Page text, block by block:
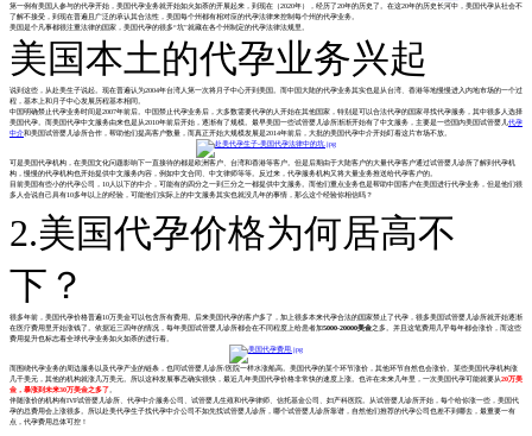
第一例有美国人参与的代孕开始，美国代孕业务就开始如火如荼的开展起来，到现在（2020年），经历了20年的历史了。在这20年的历史长河中，美国代孕从社会不
了解不接受，到现在普遍且广泛的承认其合法性，美国每个州都有相对应的代孕法律来控制每个州的代孕业务。
美国是个凡事都很注重法律的国家，美国代孕的很多“坑”就藏在各个州制定的代孕法律法规里。
美国本土的代孕业务兴起
说到这些，从赴美生子说起。现在普遍认为2004年台湾人第一次将月子中心开到美国。而中国大陆的代孕业务其实也是从台湾、香港等地慢慢进入内地市场的一个过
程，基本上和月子中心发展历程基本相同。
中国明确禁止代孕业务时间是2007年前后。中国禁止代孕业务后，大多数需要代孕的人开始在其他国家，特别是可以合法代孕的国家寻找代孕服务，其中很多人选择
美国代孕。而美国代孕中文服务由来也是从2010年前后开始，逐渐有了规模。最早美国一些试管婴儿诊所渐渐开始有了中文服务，主要是一些国内美国试管婴儿代孕
中介和美国试管婴儿诊所合作，帮助他们提高客户数量，而真正开始大规模发展是2014年前后，大批的美国代孕中介开始盯着这片市场不放。
可是美国代孕机构，在美国文化问题影响下一直接待的都是欧洲客户、台湾和香港等客户。但是后期由于大陆客户的大量代孕客户通过试管婴儿诊所了解到代孕机
构，慢慢的代孕机构也开始提供中文服务内容，例如中文合同、中文律师等等。反过来，代孕服务机构又将大量业务推送给代孕客户的。
目前美国有些小的代孕公司，10人以下的中介，可能有的四分之一到三分之一都提供中文服务。而他们重点业务也是帮助中国客户在美国进行代孕业务，但是他们很
多人会说自己具有10多年以上的经验，可能他们实际上的中文服务其实也就没几年的事情，那么这个经验你相信吗？
2.美国代孕价格为何居高不
下？
很多年前，美国代孕价格普遍10万美金可以包含所有费用。后来美国代孕的客户多了，加上很多本来代孕合法的国家禁止了代孕，很多美国试管婴儿诊所就开始逐渐
在医疗费用里开始涨钱了。依据近三四年的情况，每年美国试管婴儿诊所都会在不同程度上给患者加5000-20000美金之多。并且这笔费用几乎每年都会涨价，而这些
费用提升也标志着全球代孕业务如火如荼的进行着。
而围绕代孕业务的周边服务以及代孕产业的链条，也同试管婴儿诊所/医院一样水涨船高。美国代孕的某个环节涨价，其他环节自然也会涨价。某些美国代孕机构涨
几千美元，其他的机构就涨几万美元。所以这种发展事态确实很快，最近几年美国代孕价格非常快的速度上涨。也许在未来几年里，一次美国代孕可能就要从20万美
金，暴涨到未来30万美金之多了
伴随涨价的机构有IVF试管婴儿诊所、代孕中介服务公司、试管婴儿生殖和代孕律师、信托基金公司、妇产科医院。从试管婴儿诊所开始，每个给你涨一些，美国代
孕的总费用会上涨很多。所以赴美代孕生子找代孕中介公司不如先找试管婴儿诊所，哪个试管婴儿诊所靠谱，自然他们推荐的代孕公司也差不到哪去，最重要一有
点，代孕费用总体可控！